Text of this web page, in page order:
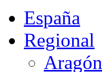
España
Regional
Aragón